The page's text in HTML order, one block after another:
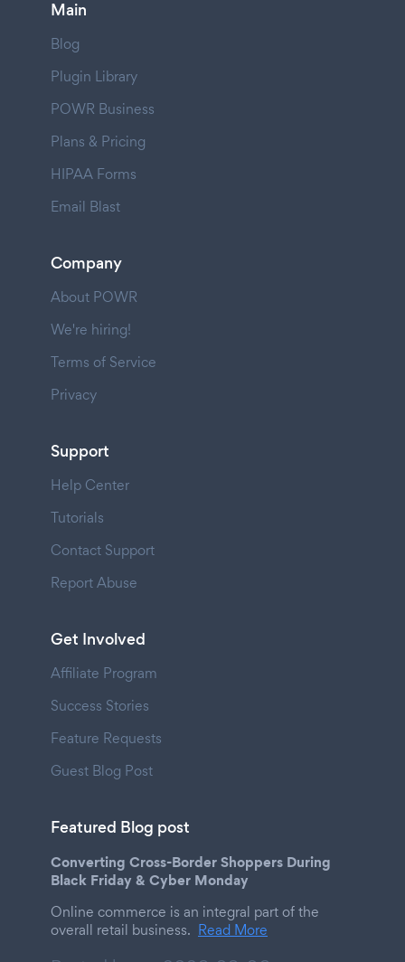
Main
Blog
Plugin Library
POWR Business
Plans & Pricing
HIPAA Forms
Email Blast
Company
About POWR
We're hiring!
Terms of Service
Privacy
Support
Help Center
Tutorials
Contact Support
Report Abuse
Get Involved
Affiliate Program
Success Stories
Feature Requests
Guest Blog Post
Featured Blog post
Converting Cross-Border Shoppers During
Black Friday & Cyber Monday
Online commerce is an integral part of the
overall retail business. Read More